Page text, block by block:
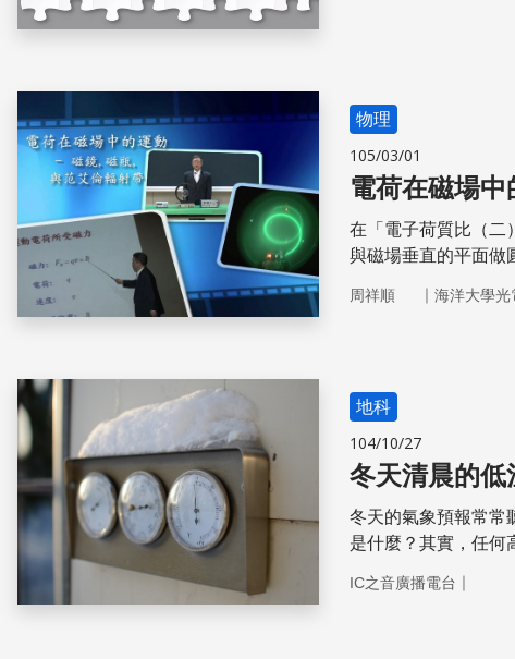
物理
105/03/01
電荷在磁場
在「電子荷質比（二
與磁場垂直的平面做
周祥順 ｜ 海洋大學光
地科
104/10/27
冬天清晨的低
冬天的氣象預報常常
是什麼？其實，任何
IC之音廣播電台 ｜